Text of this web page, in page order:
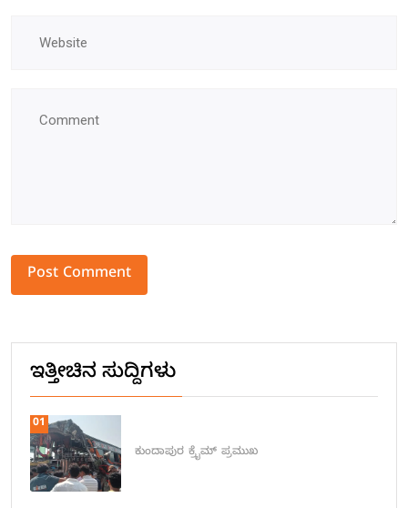
ಇತ್ತೀಚಿನ ಸುದ್ದಿಗಳು
01
ಕುಂದಾಪುರ ಕ್ರೈಮ್ ಪ್ರಮುಖ